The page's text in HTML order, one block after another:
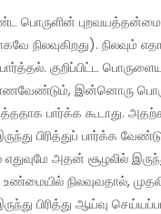
பொருளின் புறவயத்தன்மை
நிலவுகிறது). நிலவும்
குறிப்பிட்ட
இன்னொரு
பார்க்க கூடாது.
பிரித்துப் பார்க்க
அதன் சூழலில் இருந்து
நிலவுவதால்,
பிரித்து ஆய்வு